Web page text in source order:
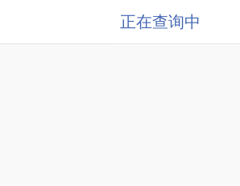
正在查询中